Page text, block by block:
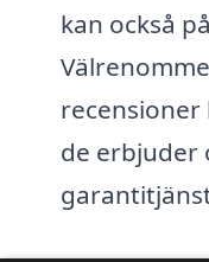
kan också
recensioner
de erbjuder